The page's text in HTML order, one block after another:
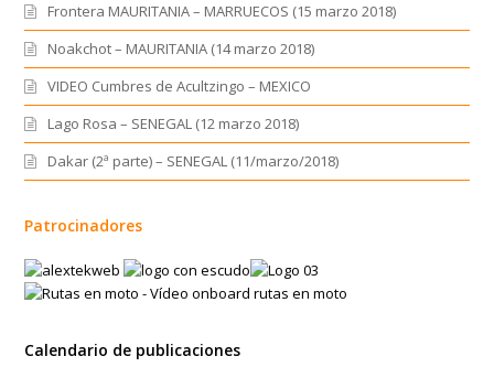
Frontera MAURITANIA – MARRUECOS (15 marzo 2018)
Noakchot – MAURITANIA (14 marzo 2018)
VIDEO Cumbres de Acultzingo – MEXICO
Lago Rosa – SENEGAL (12 marzo 2018)
Dakar (2ª parte) – SENEGAL (11/marzo/2018)
Patrocinadores
Calendario de publicaciones